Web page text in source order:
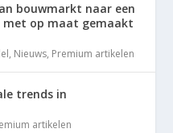
bouwmarkt naar een
op maat gemaakt
, Nieuws, Premium artikelen
trends in
artikelen